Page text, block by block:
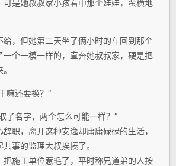
可是她叔叔家小孩看中那个娃娃，蛮横地
给，但她第二天坐了俩小时的车回到那个
一个一模一样的，直奔她叔叔家，硬是把
嘛还要换？”
了名字，两个怎么可能一样？”
职，离开这种安逸却庸庸碌碌的生活，
事的监理大叔挨揍了。
把施工单位惹毛了，平时称兄道弟的人按